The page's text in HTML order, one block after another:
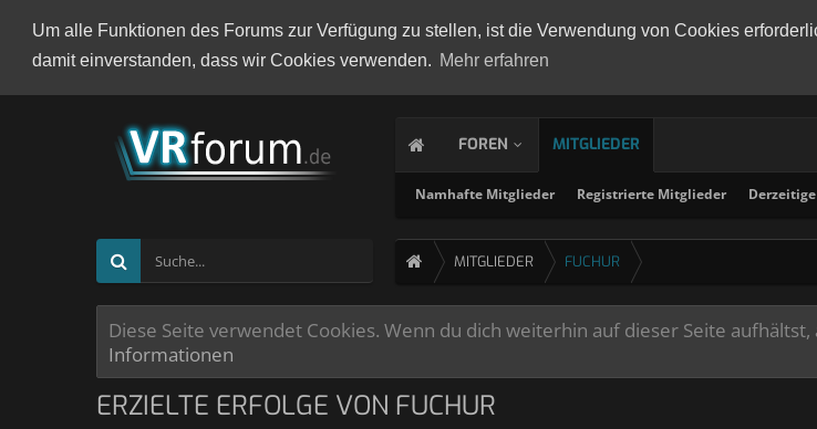
Um alle Funktionen des Forums zur Verfügung zu stellen, ist die Verwendung von Cookies
damit einverstanden, dass wir Cookies verwenden. Mehr erfahren
FOREN MITGLIEDER
Namhafte Mitglieder Registrierte Mitglieder
MITGLIEDER FUCHUR
Diese Seite verwendet Cookies. Wenn du dich weiterhin auf dieser Seite
Informationen
ERZIELTE ERFOLGE VON FUCHUR